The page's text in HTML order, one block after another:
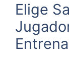
Elige